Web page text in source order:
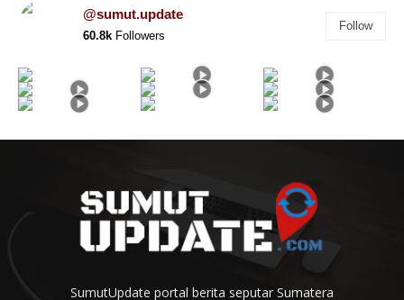
@sumut.update
60.8k Followers
Follow
SumutUpdate portal berita seputar Sumatera